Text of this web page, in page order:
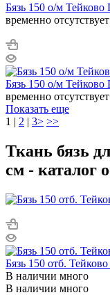
Бязь 150 о/м
временно отсутствует
Бязь 150 о/м
временно отсутствует
Показать еще
1 | 2 | 3> >>
Ткань бязь
см - каталог
Бязь 150 отб.
В наличии много
В наличии много